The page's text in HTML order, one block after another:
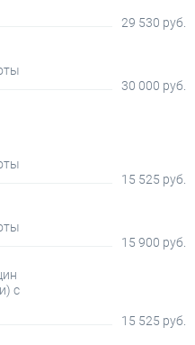
29 530 руб.
30 000 руб.
15 525 руб.
15 900 руб.
с
15 525 руб.